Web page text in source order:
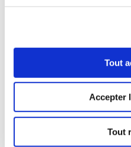
Tout
Accepter
Tout
UN NOUVEAU
NOUS
de